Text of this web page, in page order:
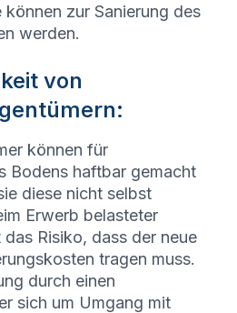
zur Sanierung des
werden.
von
können für
Bodens haftbar gemacht
diese nicht selbst
Erwerb belasteter
Risiko, dass der neue
tragen muss.
durch einen
sich um Umgang mit